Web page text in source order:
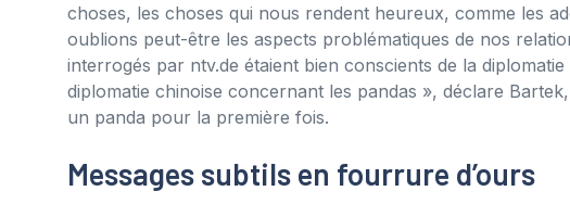
choses, les choses qui nous rendent heureux, comme les
oublions peut-être les aspects problématiques de nos
interrogés par ntv.de étaient bien conscients de la
diplomatie chinoise concernant les pandas », déclare
un panda pour la première fois.
Messages subtils en fourrure d’ours